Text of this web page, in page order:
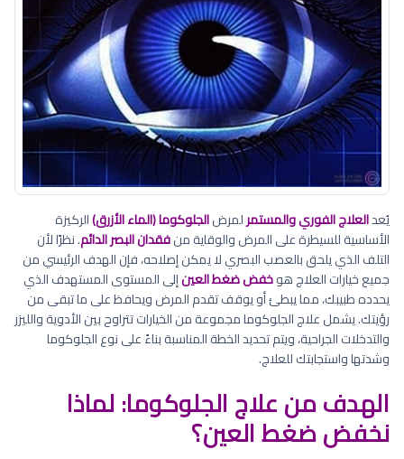
يُعدالعلاج الفوري والمستمرلمرضالجلوكوما (الماء الأزرق)الركيزة
الأساسية للسيطرة على المرض والوقاية منفقدان البصر الدائم. نظرًا لأن
التلف الذي يلحق بالعصب البصري لا يمكن إصلاحه، فإن الهدف الرئيسي من
جميع خيارات العلاج هوخفض ضغط العينإلى المستوى المستهدف الذي
يحدده طبيبك، مما يبطئ أو يوقف تقدم المرض ويحافظ على ما تبقى من
رؤيتك. يشمل علاج الجلوكوما مجموعة من الخيارات تتراوح بين الأدوية والليزر
والتدخلات الجراحية، ويتم تحديد الخطة المناسبة بناءً على نوع الجلوكوما
وشدتها واستجابتك للعلاج.
الهدف من علاج الجلوكوما: لماذا
نخفض ضغط العين؟